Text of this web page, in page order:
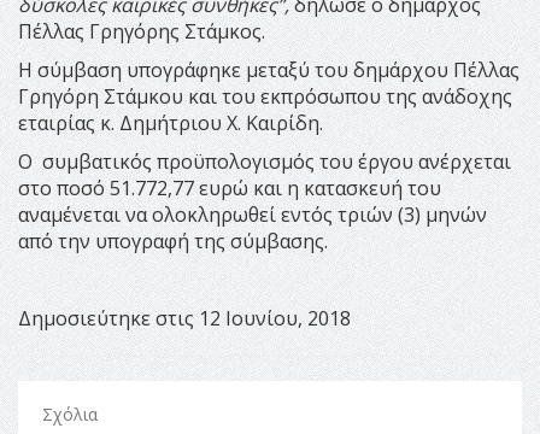
Πέλλας Γρηγόρης Στάμκος.
Η σύμβαση υπογράφηκε μεταξύ του δημάρχου Πέλλας
Γρηγόρη Στάμκου και του εκπρόσωπου της ανάδοχης
εταιρίας κ. Δημήτριου Χ. Καιρίδη.
Ο συμβατικός προϋπολογισμός του έργου ανέρχεται
στο ποσό 51.772,77 ευρώ και η κατασκευή του
αναμένεται να ολοκληρωθεί εντός τριών (3) μηνών
από την υπογραφή της σύμβασης.
Δημοσιεύτηκε στις 12 Ιουνίου, 2018
Σχόλια